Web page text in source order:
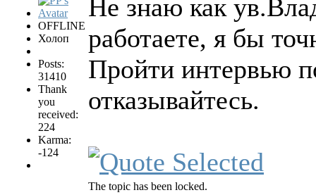
OFFLINE
Холоп
Posts:
31410
Thank
you
received:
224
Karma:
-124
Не знаю как
работаете, я бы
Пройти интервью
отказывайтесь.
The topic has been locked.